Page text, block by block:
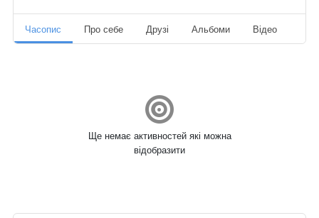
Часопис Про себе Друзі Альбоми Відео
Ще немає активностей які можна
відобразити